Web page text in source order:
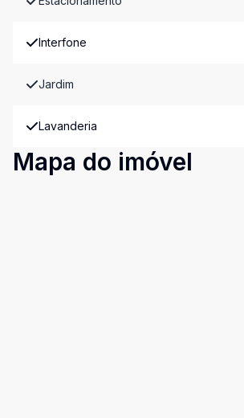
Interfone
Jardim
Lavanderia
Mapa do imóvel